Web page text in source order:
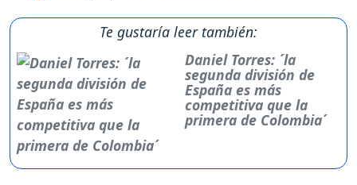
Te gustaría leer también:
Daniel Torres: ´la
segunda división de
España es más
competitiva que la
primera de Colombia´